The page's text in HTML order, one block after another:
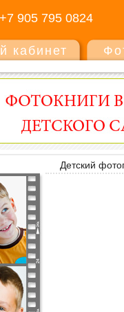
+7 905 795 0824
кабинет
Детский